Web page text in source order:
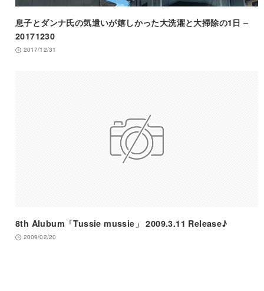
息子とダンナ氏の気遣いが嬉しかった大洗濯と大掃除の1日 –
20171230
2017/12/31
8th Alubum「Tussie mussie」 2009.3.11 Release♪
2009/02/20